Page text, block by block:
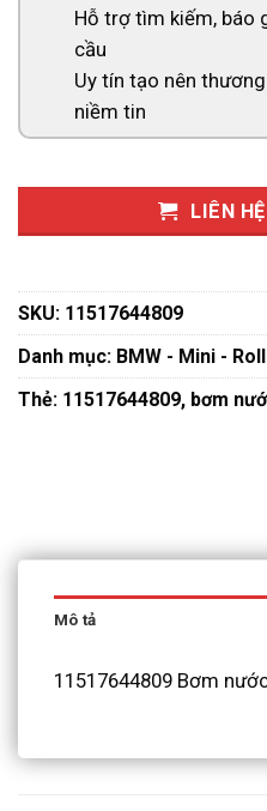
Hỗ trợ tìm kiếm, báo
cầu
Uy tín tạo nên
niềm tin
LIÊN
SKU: 11517644809
Danh mục: BMW - Mini -
Thẻ: 11517644809, bơm
Mô tả
11517644809 Bơm